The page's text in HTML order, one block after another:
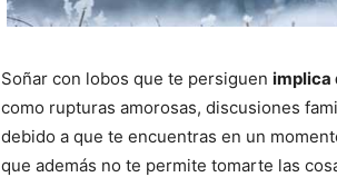
Soñar con lobos que te persiguen implica
como rupturas amorosas, discusiones
debido a que te encuentras en un
que además no te permite tomarte las